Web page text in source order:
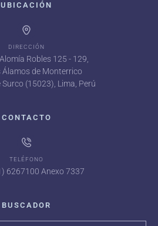
UBICACIÓN
DIRECCIÓN
Robles 125 - 129,
Álamos de Monterrico
(15023), Lima, Perú
CONTACTO
TELÉFONO
6267100 Anexo 7337
BUSCADOR